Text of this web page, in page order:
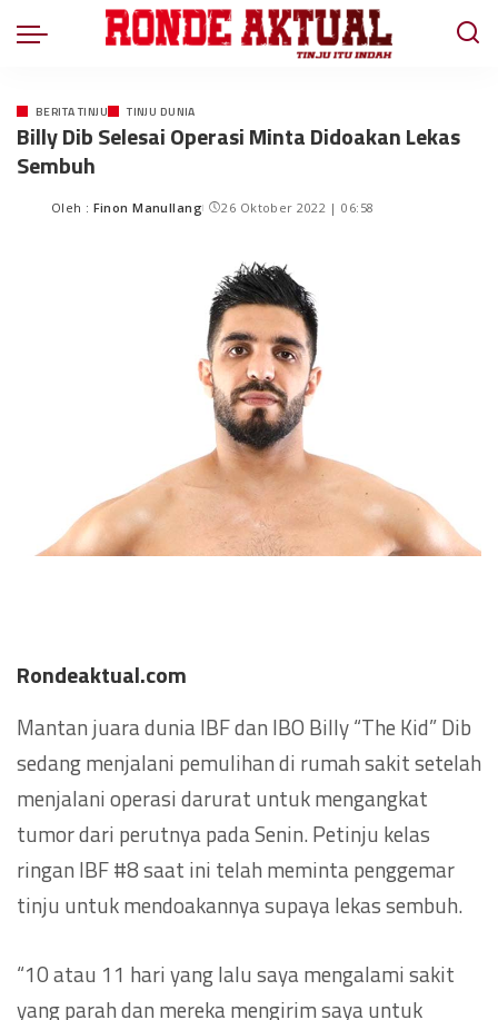
BERITA TINJU TINJU DUNIA
Billy Dib Selesai Operasi Minta Didoakan Lekas
Sembuh
Oleh : Finon Manullang 26 Oktober 2022 | 06:58
Rondeaktual.com
Mantan juara dunia IBF dan IBO Billy “The Kid” Dib
sedang menjalani pemulihan di rumah sakit setelah
menjalani operasi darurat untuk mengangkat
tumor dari perutnya pada Senin. Petinju kelas
ringan IBF #8 saat ini telah meminta penggemar
tinju untuk mendoakannya supaya lekas sembuh.
“10 atau 11 hari yang lalu saya mengalami sakit
yang parah dan mereka mengirim saya untuk